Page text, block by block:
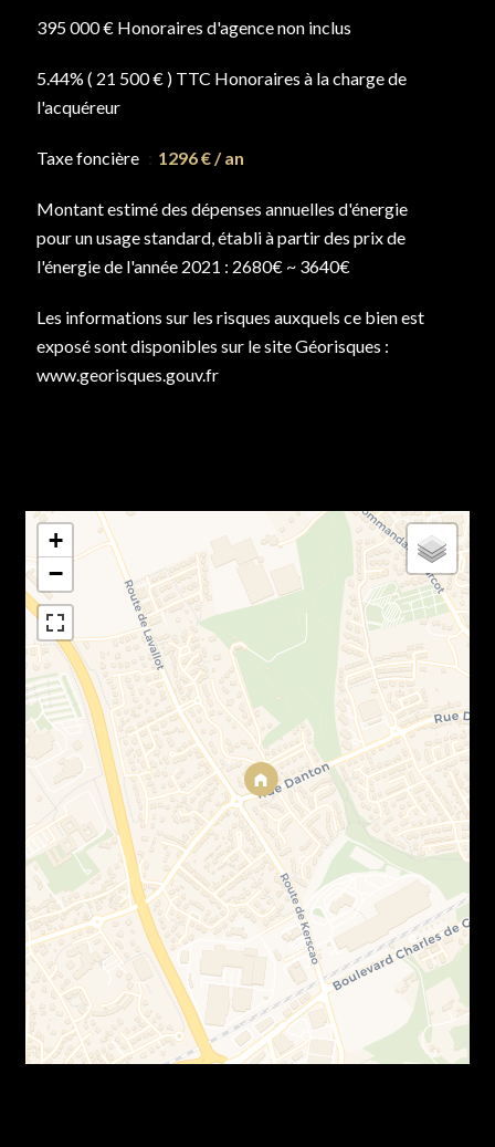
395 000 € Honoraires d'agence non inclus
5.44% ( 21 500 € ) TTC Honoraires à la charge de
l'acquéreur
Taxe foncière 1296 € / an
Montant estimé des dépenses annuelles d'énergie
pour un usage standard, établi à partir des prix de
l'énergie de l'année 2021 : 2680€ ~ 3640€
Les informations sur les risques auxquels ce bien est
exposé sont disponibles sur le site Géorisques :
www.georisques.gouv.fr
+
−